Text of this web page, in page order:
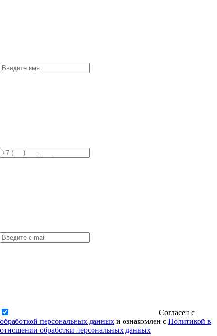
Согласен с
обработкой персональных данных и ознакомлен с Политикой в
отношении обработки персональных данных